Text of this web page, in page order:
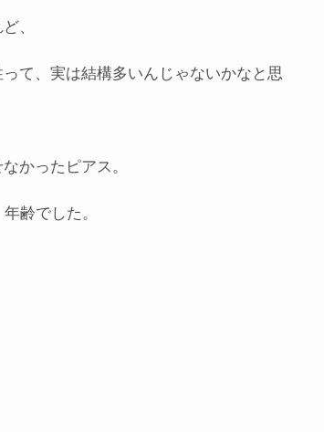
、
て、実は結構多いんじゃないかなと思
かったピアス。
齢でした。